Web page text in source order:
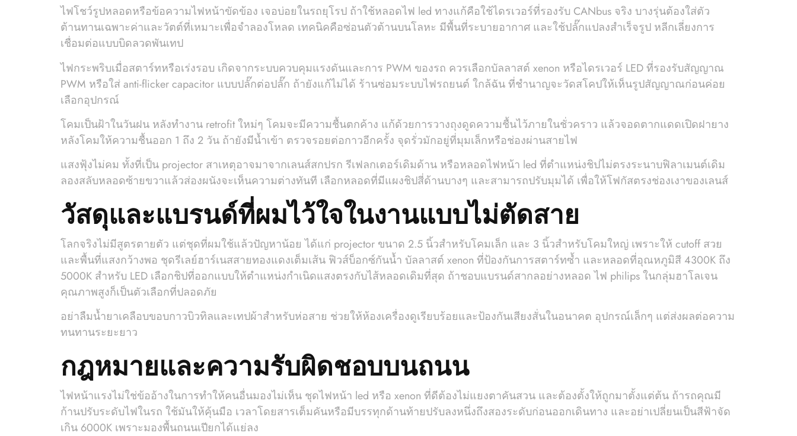
ไฟโชว์รูปหลอดหรือข้อความไฟหน้าขัดข้อง เจอบ่อยในรถยุโรป ถ้าใช้หลอดไฟ led ทางแก้คือใช้ไดรเวอร์ที่รองรับ CANbus จริง บางรุ่นต้องใส่ตัว
ต้านทานเฉพาะค่าและวัตต์ที่เหมาะเพื่อจำลองโหลด เทคนิคคือซ่อนตัวต้านบนโลหะ มีพื้นที่ระบายอากาศ และใช้ปลั๊กแปลงสำเร็จรูป หลีกเลี่ยงการ
เชื่อมต่อแบบบิดลวดพันเทป
ไฟกระพริบเมื่อสตาร์ทหรือเร่งรอบ เกิดจากระบบควบคุมแรงดันและการ PWM ของรถ ควรเลือกบัลลาสต์ xenon หรือไดรเวอร์ LED ที่รองรับสัญญาณ
PWM หรือใส่ anti-flicker capacitor แบบปลั๊กต่อปลั๊ก ถ้ายังแก้ไม่ได้ ร้านซ่อมระบบไฟรถยนต์ ใกล้ฉัน ที่ชำนาญจะวัดสโคปให้เห็นรูปสัญญาณก่อนค่อย
เลือกอุปกรณ์
โคมเป็นฝ้าในวันฝน หลังทำงาน retrofit ใหม่ๆ โคมจะมีความชื้นตกค้าง แก้ด้วยการวางถุงดูดความชื้นไว้ภายในชั่วคราว แล้วจอดตากแดดเปิดฝายาง
หลังโคมให้ความชื้นออก 1 ถึง 2 วัน ถ้ายังมีน้ำเข้า ตรวจรอยต่อกาวอีกครั้ง จุดรั่วมักอยู่ที่มุมเล็กหรือช่องผ่านสายไฟ
แสงฟุ้งไม่คม ทั้งที่เป็น projector สาเหตุอาจมาจากเลนส์สกปรก รีเฟลกเตอร์เดิมด้าน หรือหลอดไฟหน้า led ที่ตำแหน่งชิปไม่ตรงระนาบฟิลาเมนต์เดิม
ลองสลับหลอดซ้ายขวาแล้วส่องผนังจะเห็นความต่างทันที เลือกหลอดที่มีแผงชิปสี่ด้านบางๆ และสามารถปรับมุมได้ เพื่อให้โฟกัสตรงช่องเงาของเลนส์
วัสดุและแบรนด์ที่ผมไว้ใจในงานแบบไม่ตัดสาย
โลกจริงไม่มีสูตรตายตัว แต่ชุดที่ผมใช้แล้วปัญหาน้อย ได้แก่ projector ขนาด 2.5 นิ้วสำหรับโคมเล็ก และ 3 นิ้วสำหรับโคมใหญ่ เพราะให้ cutoff สวย
และพื้นที่แสงกว้างพอ ชุดรีเลย์ฮาร์เนสสายทองแดงเต็มเส้น ฟิวส์บ็อกซ์กันน้ำ บัลลาสต์ xenon ที่ป้องกันการสตาร์ทซ้ำ และหลอดที่อุณหภูมิสี 4300K ถึง
5000K สำหรับ LED เลือกชิปที่ออกแบบให้ตำแหน่งกำเนิดแสงตรงกับไส้หลอดเดิมที่สุด ถ้าชอบแบรนด์สากลอย่างหลอด ไฟ philips ในกลุ่มฮาโลเจน
คุณภาพสูงก็เป็นตัวเลือกที่ปลอดภัย
อย่าลืมน้ำยาเคลือบขอบกาวบิวทิลและเทปผ้าสำหรับห่อสาย ช่วยให้ห้องเครื่องดูเรียบร้อยและป้องกันเสียงสั่นในอนาคต อุปกรณ์เล็กๆ แต่ส่งผลต่อความ
ทนทานระยะยาว
กฎหมายและความรับผิดชอบบนถนน
ไฟหน้าแรงไม่ใช่ข้ออ้างในการทำให้คนอื่นมองไม่เห็น ชุดไฟหน้า led หรือ xenon ที่ดีต้องไม่แยงตาคันสวน และต้องตั้งให้ถูกมาตั้งแต่ต้น ถ้ารถคุณมี
ก้านปรับระดับไฟในรถ ใช้มันให้คุ้นมือ เวลาโดยสารเต็มคันหรือมีบรรทุกด้านท้ายปรับลงหนึ่งถึงสองระดับก่อนออกเดินทาง และอย่าเปลี่ยนเป็นสีฟ้าจัด
เกิน 6000K เพราะมองพื้นถนนเปียกได้แย่ลง